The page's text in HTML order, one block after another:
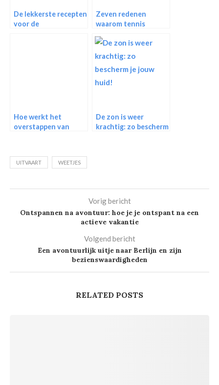
De lekkerste recepten
voor de
Zeven redenen
waarom tennis
Hoe werkt het
overstappen van
De zon is weer
krachtig: zo bescherm
UITVAART WEETJES
Vorig bericht
Ontspannen na avontuur: hoe je je ontspant na een
actieve vakantie
Volgend bericht
Een avontuurlijk uitje naar Berlijn en zijn
bezienswaardigheden
RELATED POSTS